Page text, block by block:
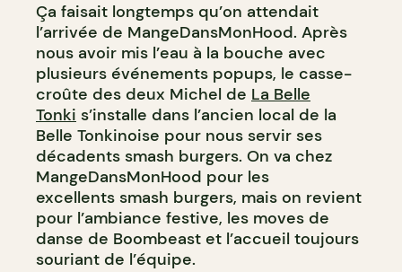
Ça faisait longtemps qu’on attendait
l’arrivée de MangeDansMonHood. Après
nous avoir mis l’eau à la bouche avec
plusieurs événements popups, le casse-
croûte des deux Michel de La Belle
Tonki s’installe dans l’ancien local de la
Belle Tonkinoise pour nous servir ses
décadents smash burgers. On va chez
MangeDansMonHood pour les
excellents smash burgers, mais on revient
pour l’ambiance festive, les moves de
danse de Boombeast et l’accueil toujours
souriant de l’équipe.